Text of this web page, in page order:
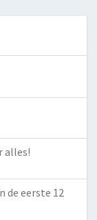
alles!
de eerste 12